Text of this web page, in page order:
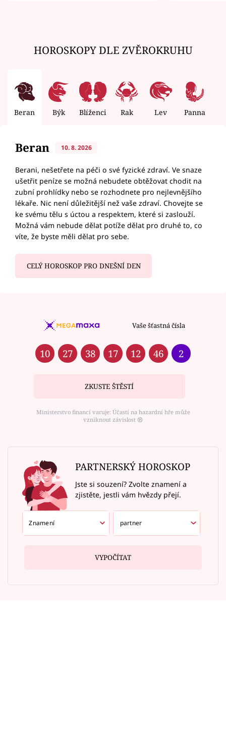
HOROSKOPY DLE ZVĚROKRUHU
Beran Býk Blíženci Rak Lev Panna
Beran 10. 8. 2026
Berani, nešetřete na péči o své fyzické zdraví. Ve snaze
ušetřit peníze se možná nebudete obtěžovat chodit na
zubní prohlídky nebo se rozhodnete pro nejlevnějšího
lékaře. Nic není důležitější než vaše zdraví. Chovejte se
ke svému tělu s úctou a respektem, které si zaslouží.
Možná vám nebude dělat potíže dělat pro druhé to, co
víte, že byste měli dělat pro sebe.
CELÝ HOROSKOP PRO DNEŠNÍ DEN
Vaše šťastná čísla
10 27 38 17 12 46 2
ZKUSTE ŠTĚSTÍ
Ministerstvo financí varuje: Účastí na hazardní hře může
vzniknout závislost ⑱
PARTNERSKÝ HOROSKOP
Jste si souzení? Zvolte znamení a
zjistěte, jestli vám hvězdy přejí.
VYPOČÍTAT